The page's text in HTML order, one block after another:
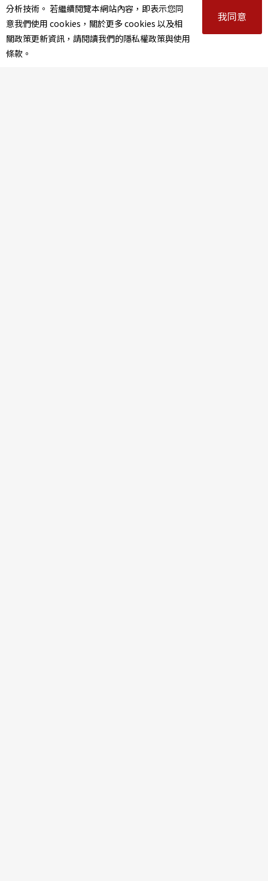
分析技術。 若繼續閱覽本網站內容，即表示您同
意我們使用 cookies，關於更多 cookies 以及相
關政策更新資訊，請閱讀我們的隱私權政策與使用
條款。
我同意